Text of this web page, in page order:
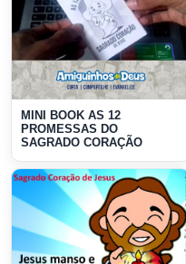
MINI BOOK AS 12
PROMESSAS DO
SAGRADO CORAÇÃO